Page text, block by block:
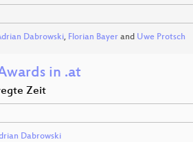
Dabrowski, Florian Bayerand Uwe Protsch
in .at
Zeit
Dabrowski